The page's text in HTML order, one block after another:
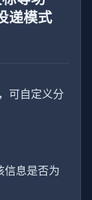
递模式
可自定义分
息是否为